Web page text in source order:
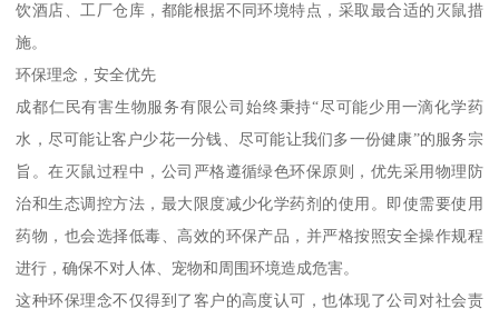
饮酒店、工厂仓库，都能根据不同环境特点，采取最合适的灭鼠措
施。
环保理念，安全优先
成都仁民有害生物服务有限公司始终秉持“尽可能少用一滴化学药
水，尽可能让客户少花一分钱、尽可能让我们多一份健康”的服务宗
旨。在灭鼠过程中，公司严格遵循绿色环保原则，优先采用物理防
治和生态调控方法，最大限度减少化学药剂的使用。即使需要使用
药物，也会选择低毒、高效的环保产品，并严格按照安全操作规程
进行，确保不对人体、宠物和周围环境造成危害。
这种环保理念不仅得到了客户的高度认可，也体现了公司对社会责